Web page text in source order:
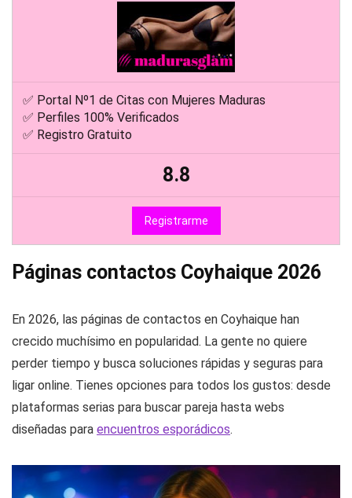
✅ Portal Nº1 de Citas con Mujeres Maduras
✅ Perfiles 100% Verificados
✅ Registro Gratuito
8.8
Registrarme
Páginas contactos Coyhaique 2026
En 2026, las páginas de contactos en Coyhaique han
crecido muchísimo en popularidad. La gente no quiere
perder tiempo y busca soluciones rápidas y seguras para
ligar online. Tienes opciones para todos los gustos: desde
plataformas serias para buscar pareja hasta webs
diseñadas para encuentros esporádicos.